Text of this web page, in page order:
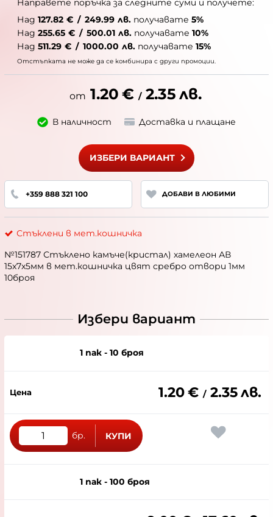
Направете поръчка за следните суми и получете:
Над 127.82 € / 249.99 лв. получавате 5%
Над 255.65 € / 500.01 лв. получавате 10%
Над 511.29 € / 1000.00 лв. получавате 15%
Отстъпката не може да се комбинира с други промоции.
1.20 € / 2.35 лв.
В наличност Доставка и плащане
ИЗБЕРИ ВАРИАНТ
+359 888 321 100 ДОБАВИ В ЛЮБИМИ
Стъклени в мет.кошничка
№151787 Стъклено камъче(кристал) хамелеон АВ
15x7x5мм в мет.кошничка цвят сребро отвори 1мм
10броя
Избери вариант
1 пак - 10 броя
1.20€ / 2.35лв.
бр. КУПИ
1 пак - 100 броя